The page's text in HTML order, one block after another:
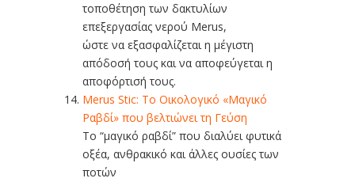
τοποθέτηση των δακτυλίων
επεξεργασίας νερού Merus,
ώστε να εξασφαλίζεται η μέγιστη
απόδοσή τους και να αποφεύγεται η
αποφόρτισή τους.
Merus Stic: Το Οικολογικό «Μαγικό
Ραβδί» που βελτιώνει τη Γεύση
Το “μαγικό ραβδί” που διαλύει φυτικά
οξέα, ανθρακικό και άλλες ουσίες των
ποτών